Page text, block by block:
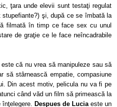
ţara unde elevii sunt testaţi regulat
şi, după ce se îmbată la
filmată în timp ce face sex cu unul
de graţie ce le face neîncadrabile
că nu vrea să manipuleze sau să
să stârnească empatie, compasiune
Din acest motiv, pelicula nu va fi pe
când văd un film să primească la
Despues de Lucia este un